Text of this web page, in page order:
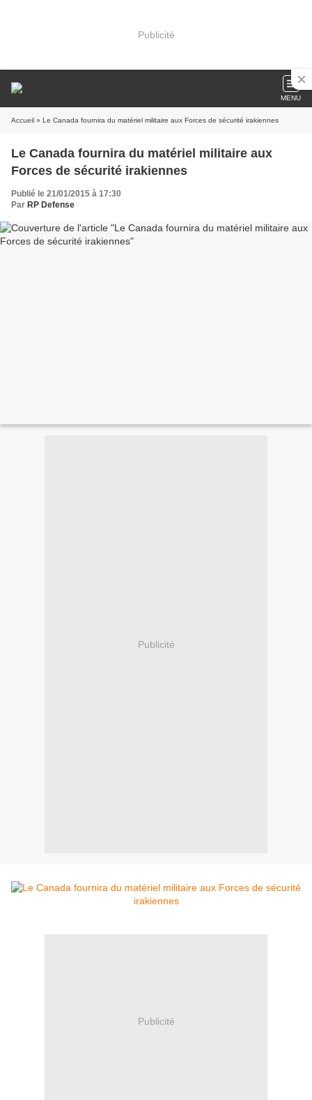
Publicité
MENU
Accueil » Le Canada fournira du matériel militaire aux Forces de sécurité irakiennes
Le Canada fournira du matériel militaire aux
Forces de sécurité irakiennes
Publié le 21/01/2015 à 17:30
Par RP Defense
Publicité
Publicité